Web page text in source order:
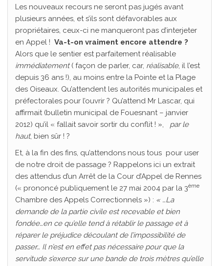
Les nouveaux recours ne seront pas jugés avant
plusieurs années, et s’ils sont défavorables aux
propriétaires, ceux-ci ne manqueront pas d’interjeter
en Appel ! Va-t-on vraiment encore attendre ?
Alors que le sentier est parfaitement réalisable
immédiatement ( façon de parler, car, réalisable, il l’est
depuis 36 ans !), au moins entre la Pointe et la Plage
des Oiseaux. Qu’attendent les autorités municipales et
préfectorales pour l’ouvrir ? Qu’attend Mr Lascar, qui
affirmait (bulletin municipal de Fouesnant – janvier
2012) qu’il « fallait savoir sortir du conflit ! », par le
haut, bien sûr ! ?
Et, à la fin des fins, qu’attendons nous tous pour user
de notre droit de passage ? Rappelons ici un extrait
des attendus d’un Arrêt de la Cour d’Appel de Rennes
(« prononcé publiquement le 27 mai 2004 par la 3ème
Chambre des Appels Correctionnels ») : « …La
demande de la partie civile est recevable et bien
fondée…en ce qu’elle tend à rétablir le passage et à
réparer le préjudice découlant de l’impossibilité de
passer… Il n’est en effet pas nécessaire pour que la
servitude s’exerce sur une bande de trois mètres qu’elle